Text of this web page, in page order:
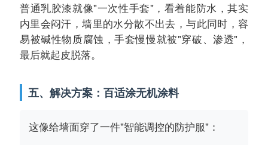
普通乳胶漆就像"一次性手套"，看着能防水，其实
内里会闷汗，墙里的水分散不出去，与此同时，容
易被碱性物质腐蚀，手套慢慢就被"穿破、渗透"，
最后就起皮脱落。
五、解决方案：百适涂无机涂料
这像给墙面穿了一件"智能调控的防护服"：